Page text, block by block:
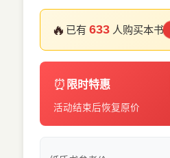
🔥 已有633 人购买本书
⏰ 限时特惠
活动结束后恢复原价